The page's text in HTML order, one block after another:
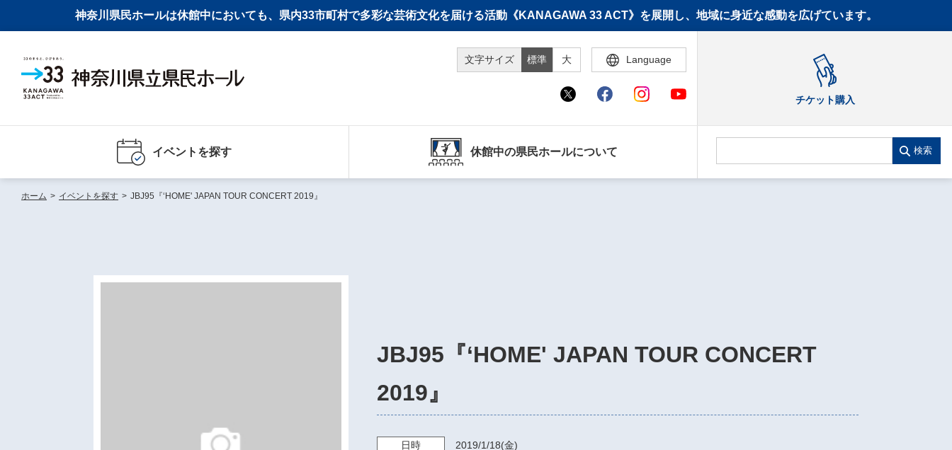
神奈川県民ホールは休館中においても、県内33市町村で多彩な芸術文化を届ける活動《KANAGAWA 33 ACT》を展開し、地域に身近な感動を広げています。
文字サイズ 標準 大 Language
チケット購入
イベントを探す 休館中の県民ホールについて 検索
ホーム > イベントを探す > JBJ95『‘HOME' JAPAN TOUR CONCERT 2019』
JBJ95『‘HOME' JAPAN TOUR CONCERT
2019』
日時 2019/1/18(金)